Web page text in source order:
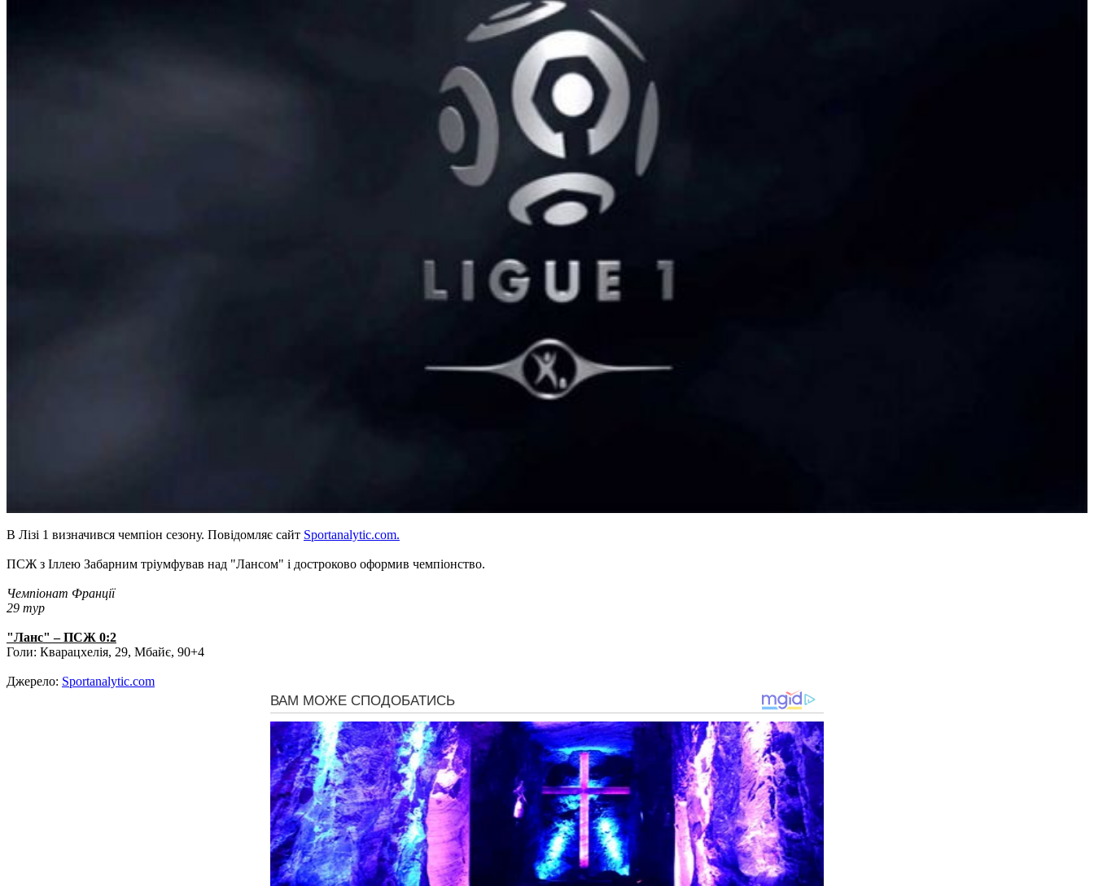
В Лізі 1 визначився чемпіон сезону. Повідомляє сайт Sportanalytic.com.
ПСЖ з Іллею Забарним тріумфував над "Лансом" і достроково оформив чемпіонство.
Чемпіонат Франції
29 тур
"Ланс" – ПСЖ 0:2
Голи: Кварацхелія, 29, Мбайє, 90+4
Джерело: Sportanalytic.com